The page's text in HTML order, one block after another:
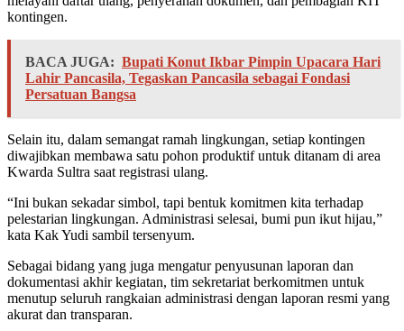
kontingen.
BACA JUGA: Bupati Konut Ikbar Pimpin Upacara Hari
Lahir Pancasila, Tegaskan Pancasila sebagai Fondasi
Persatuan Bangsa
Selain itu, dalam semangat ramah lingkungan, setiap kontingen
diwajibkan membawa satu pohon produktif untuk ditanam di area
Kwarda Sultra saat registrasi ulang.
“Ini bukan sekadar simbol, tapi bentuk komitmen kita terhadap
pelestarian lingkungan. Administrasi selesai, bumi pun ikut hijau,”
kata Kak Yudi sambil tersenyum.
Sebagai bidang yang juga mengatur penyusunan laporan dan
dokumentasi akhir kegiatan, tim sekretariat berkomitmen untuk
menutup seluruh rangkaian administrasi dengan laporan resmi yang
akurat dan transparan.